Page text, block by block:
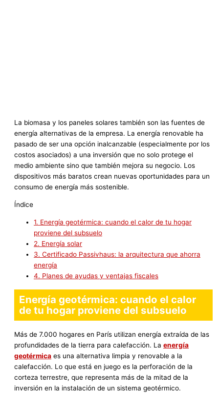
La biomasa y los paneles solares también son las fuentes de
energía alternativas de la empresa. La energía renovable ha
pasado de ser una opción inalcanzable (especialmente por los
costos asociados) a una inversión que no solo protege el
medio ambiente sino que también mejora su negocio. Los
dispositivos más baratos crean nuevas oportunidades para un
consumo de energía más sostenible.
Índice
1. Energía geotérmica: cuando el calor de tu hogar
proviene del subsuelo
2. Energía solar
3. Certificado Passivhaus: la arquitectura que ahorra
energía
4. Planes de ayudas y ventajas fiscales
Energía geotérmica: cuando el calor
de tu hogar proviene del subsuelo
Más de 7.000 hogares en París utilizan energía extraída de las
profundidades de la tierra para calefacción. Laenergía
geotérmica es una alternativa limpia y renovable a la
calefacción. Lo que está en juego es la perforación de la
corteza terrestre, que representa más de la mitad de la
inversión en la instalación de un sistema geotérmico.